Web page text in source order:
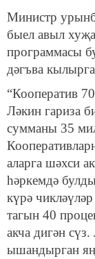
Министр
быел авыл
программасы
дәгъва
“Кооператив
Ләкин гариза
сумманы 35
аларга шәхси
һәркемдә
күрә
тагын 40
акча дигән
ышандырган